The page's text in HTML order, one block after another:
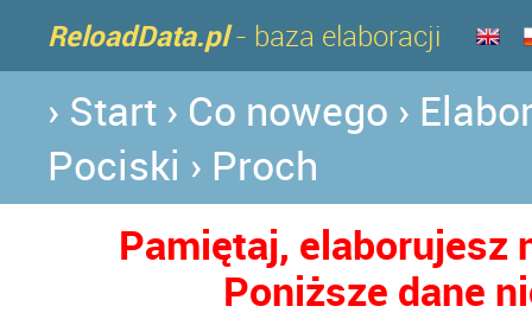
ReloadData.pl- baza elaboracji
› Start › Co nowego ›
Pociski › Proch
Pamiętaj, elaborujesz
Poniższe dane